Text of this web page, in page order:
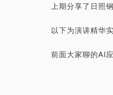
上期分享了日照
以下为演讲精华
前面大家聊的AI